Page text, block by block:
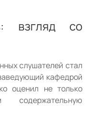
взгляд со
слушателей стал
кафедрой
оценил не только